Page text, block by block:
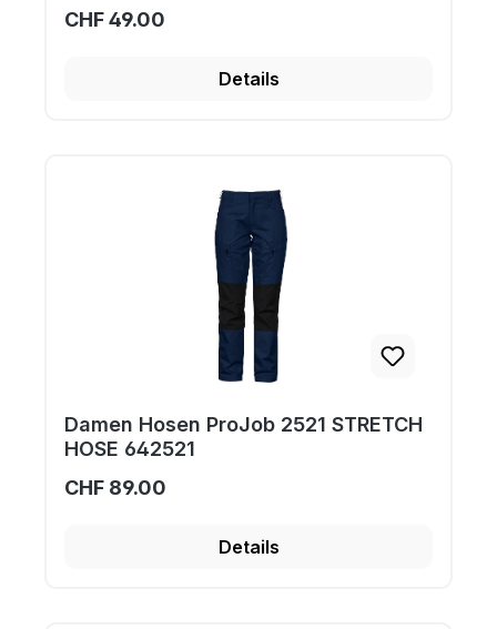
CHF 49.00
Details
Damen Hosen ProJob 2521 STRETCH
HOSE 642521
CHF 89.00
Details